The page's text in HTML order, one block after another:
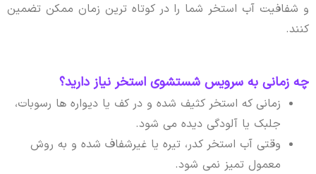
و شفافیت آب استخر شما را در کوتاه ترین زمان ممکن تضمین
کنند.
چه زمانی به سرویس شستشوی استخر نیاز دارید؟
زمانی که استخر کثیف شده و در کف یا دیواره ها رسوبات،
جلبک یا آلودگی دیده می شود.
وقتی آب استخر کدر، تیره یا غیرشفاف شده و به روش
معمول تمیز نمی شود.